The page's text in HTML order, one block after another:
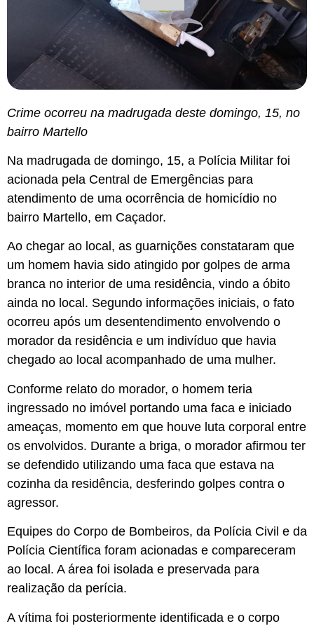
Crime ocorreu na madrugada deste domingo, 15, no
bairro Martello
Na madrugada de domingo, 15, a Polícia Militar foi
acionada pela Central de Emergências para
atendimento de uma ocorrência de homicídio no
bairro Martello, em Caçador.
Ao chegar ao local, as guarnições constataram que
um homem havia sido atingido por golpes de arma
branca no interior de uma residência, vindo a óbito
ainda no local. Segundo informações iniciais, o fato
ocorreu após um desentendimento envolvendo o
morador da residência e um indivíduo que havia
chegado ao local acompanhado de uma mulher.
Conforme relato do morador, o homem teria
ingressado no imóvel portando uma faca e iniciado
ameaças, momento em que houve luta corporal entre
os envolvidos. Durante a briga, o morador afirmou ter
se defendido utilizando uma faca que estava na
cozinha da residência, desferindo golpes contra o
agressor.
Equipes do Corpo de Bombeiros, da Polícia Civil e da
Polícia Científica foram acionadas e compareceram
ao local. A área foi isolada e preservada para
realização da perícia.
A vítima foi posteriormente identificada e o corpo